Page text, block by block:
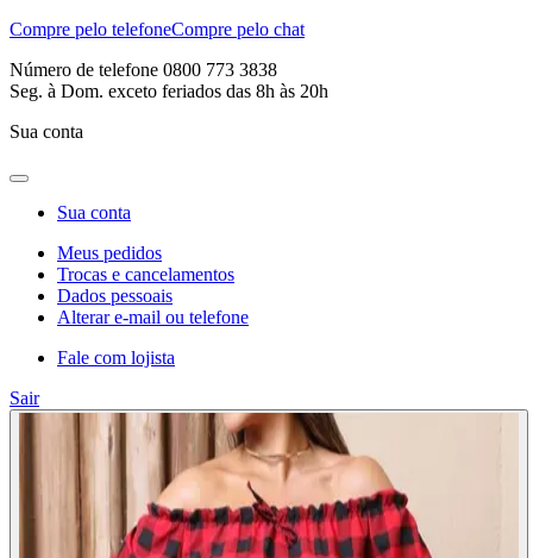
Compre pelo telefoneCompre pelo chat
Número de telefone 0800 773 3838
Seg. à Dom. exceto feriados das 8h às 20h
Sua conta
Sua conta
Meus pedidos
Trocas e cancelamentos
Dados pessoais
Alterar e-mail ou telefone
Fale com lojista
Sair